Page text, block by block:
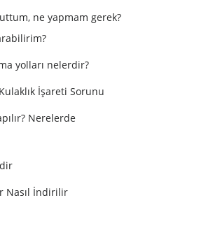
ne yapmam gerek?
yolları nelerdir?
İşareti Sorunu
Nerelerde
Nasıl İndirilir